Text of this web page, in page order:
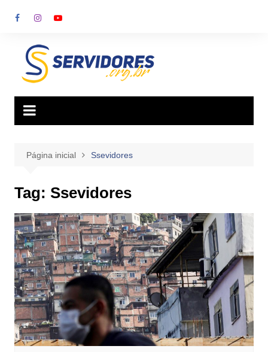
para
conteúdo
Página inicial Ssevidores
Tag: Ssevidores